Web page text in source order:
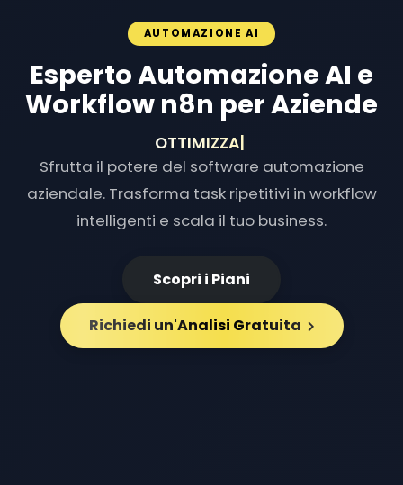
AUTOMAZIONE AI
Esperto Automazione AI e
Workflow n8n per Aziende
OTTIMIZZAZIONE F
Sfrutta il potere del software automazione
aziendale. Trasforma task ripetitivi in workflow
intelligenti e scala il tuo business.
Scopri i Piani
Richiedi un'Analisi Gratuita